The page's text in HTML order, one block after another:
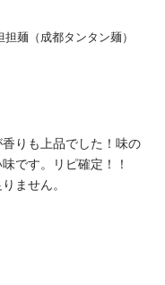
麺（成都タンタン麺）
りも上品でした！味の
です。リピ確定！！
ません。